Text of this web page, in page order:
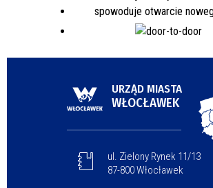
URZĄD MIASTA
WŁOCŁAWEK
ul. Zielony Rynek 11/13
87-800 Włocławek